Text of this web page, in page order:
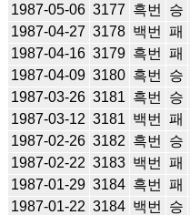
1987-05-06 3177 흑번 승
1987-04-27 3178 백번 패
1987-04-16 3179 흑번 패
1987-04-09 3180 흑번 승
1987-03-26 3181 흑번 승
1987-03-12 3181 백번 패
1987-02-26 3182 흑번 승
1987-02-22 3183 백번 패
1987-01-29 3184 흑번 패
1987-01-22 3184 백번 승